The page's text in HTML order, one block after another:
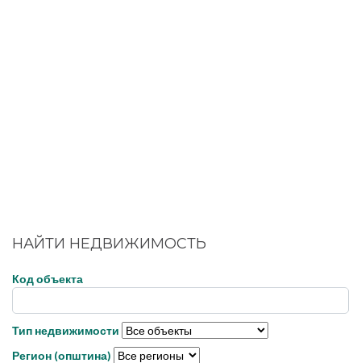
НАЙТИ НЕДВИЖИМОСТЬ
Код объекта
Тип недвижимости
Регион (општина)